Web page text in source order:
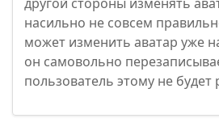
насильно не совсем
может изменить аватар уже
он самовольно
пользователь этому не будет